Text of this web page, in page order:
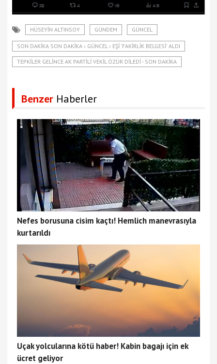
HÜSEYIN ALTINSOY GÜNDEM GÜNCEL
SON DAKIKA SON DAKIKA › GÜNCEL › EŞI 'FAKIRLIK BELGESI' ALDI
TEPKILER GELINCE AK PARTILI VEKIL ÖZÜR DILEDI - SON DAKIKA
Benzer Haberler
Nefes borusuna cisim kaçtı! Hemlich manevrasıyla
kurtarıldı
Uçak yolcularına kötü haber! Kabin bagajı için ek
ücret geliyor